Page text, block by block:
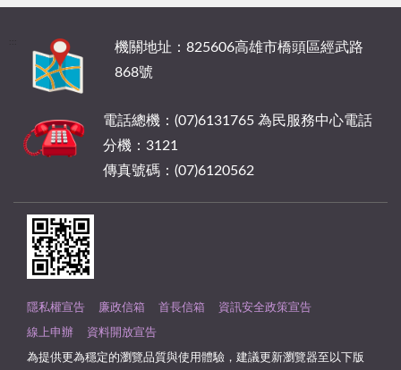
機關地址：825606高雄市橋頭區經武路
868號
電話總機：(07)6131765 為民服務中心電話
分機：3121
傳真號碼：(07)6120562
隱私權宣告 廉政信箱 首長信箱 資訊安全政策宣告
線上申辦 資料開放宣告
為提供更為穩定的瀏覽品質與使用體驗，建議更新瀏覽器至以下版